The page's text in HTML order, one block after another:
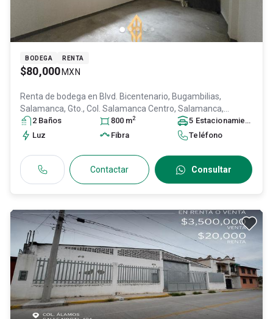
BODEGA RENTA
$80,000 MXN
Renta de bodega en Blvd. Bicentenario, Bugambilias,
Salamanca, Gto., Col. Salamanca Centro, Salamanca,
Guanajuato
, C.P. 36700 31447718
2 Baños 800 m2 5 Estacionamiento
Luz
Fibra Teléfono
Contactar Consultar